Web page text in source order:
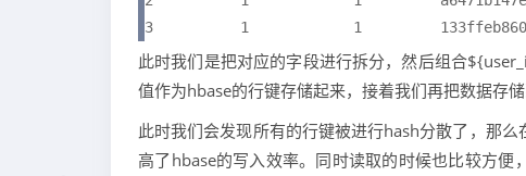
3          1            1
此时我们是把对应的字段进行拆分，然后组合
值作为hbase的行键存储起来，接着我们再把数据存
此时我们会发现所有的行键被进行hash分散了，那
高了hbase的写入效率。同时读取的时候也比较方